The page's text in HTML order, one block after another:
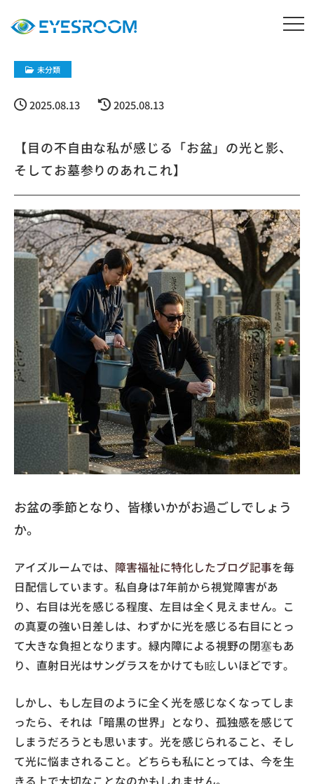
未分類
2025.08.13 2025.08.13
【目の不自由な私が感じる「お盆」の光と影、
そしてお墓参りのあれこれ】
お盆の季節となり、皆様いかがお過ごしでしょう
か。
アイズルームでは、 障害福祉に特化したブログ記事を毎
日配信しています。私自身は7年前から視覚障害があ
り、右目は光を感じる程度、左目は全く見えません。こ
の真夏の強い日差しは、わずかに光を感じる右目にとっ
て大きな負担となります。緑内障による視野の閉塞もあ
り、直射日光はサングラスをかけても眩しいほどです。
しかし、もし左目のように全く光を感じなくなってしま
ったら、それは「暗黒の世界」となり、孤独感を感じて
しまうだろうとも思います。光を感じられること、そし
て光に悩まされること。どちらも私にとっては、今を生
きる上で大切なことなのかもしれません。